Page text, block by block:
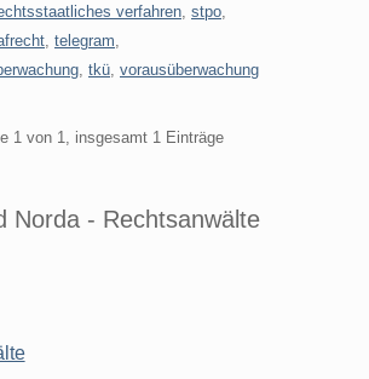
verfahren stpo
telegram
tkü vorausüberwachung
1 von 1, insgesamt 1 Einträge
Norda - Rechtsanwälte